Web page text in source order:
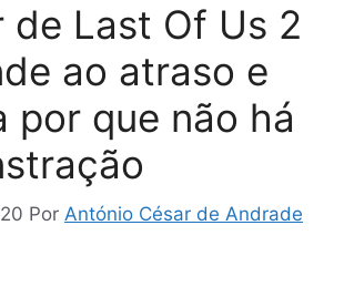
de Last Of Us 2
ao atraso e
por que não há
Por António César de Andrade